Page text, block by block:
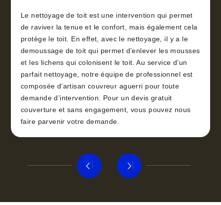
Le nettoyage de toit est une intervention qui permet
de raviver la tenue et le confort, mais également cela
protège le toit. En effet, avec le nettoyage, il y a le
demoussage de toit qui permet d’enlever les mousses
et les lichens qui colonisent le toit. Au service d’un
parfait nettoyage, notre équipe de professionnel est
composée d’artisan couvreur aguerri pour toute
demande d’intervention. Pour un devis gratuit
couverture et sans engagement, vous pouvez nous
faire parvenir votre demande.